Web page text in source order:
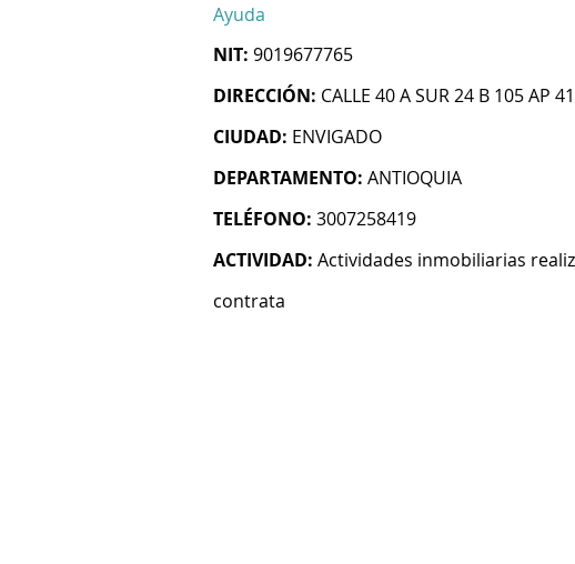
Ayuda
NIT: 9019677765
DIRECCIÓN: CALLE 40 A SUR 24 B 105 AP
CIUDAD: ENVIGADO
DEPARTAMENTO: ANTIOQUIA
TELÉFONO: 3007258419
ACTIVIDAD: Actividades inmobiliarias
contrata